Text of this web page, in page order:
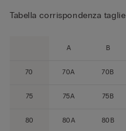
Tabella corrispondenza taglie
A B
70 70A 70B
75 75A 75B
80 80A 80B